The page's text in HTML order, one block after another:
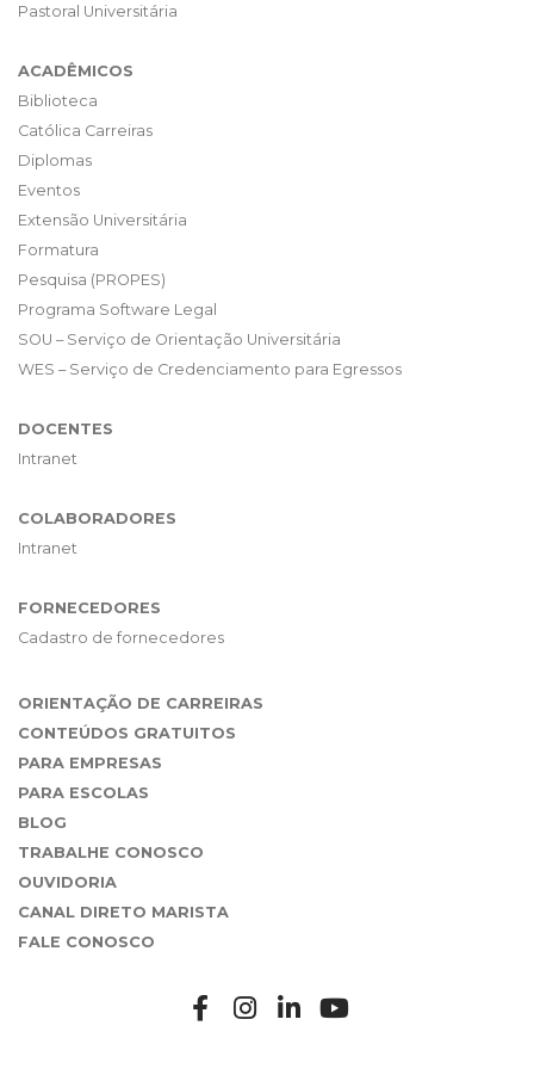
Pastoral Universitária
ACADÊMICOS
Biblioteca
Católica Carreiras
Diplomas
Eventos
Extensão Universitária
Formatura
Pesquisa (PROPES)
Programa Software Legal
SOU – Serviço de Orientação Universitária
WES – Serviço de Credenciamento para Egressos
DOCENTES
Intranet
COLABORADORES
Intranet
FORNECEDORES
Cadastro de fornecedores
ORIENTAÇÃO DE CARREIRAS
CONTEÚDOS GRATUITOS
PARA EMPRESAS
PARA ESCOLAS
BLOG
TRABALHE CONOSCO
OUVIDORIA
CANAL DIRETO MARISTA
FALE CONOSCO